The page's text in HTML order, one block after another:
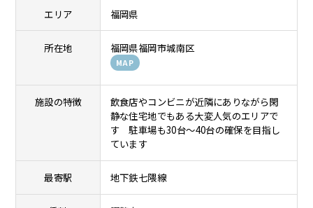
エリア 福岡県
所在地 福岡県福岡市城南区
MAP
施設の特徴
飲食店やコンビニが近隣にありながら閑
静な住宅地でもある大変人気のエリアで
す 駐車場も30台～40台の確保を目指し
ています
最寄駅 地下鉄七隈線